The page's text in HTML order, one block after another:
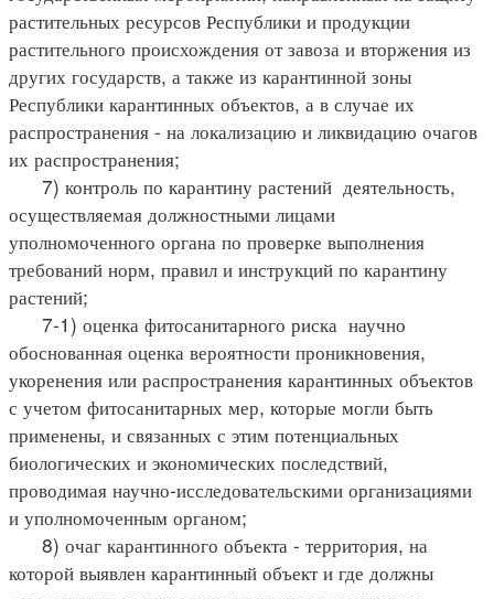
растительных ресурсов Республики и продукции
растительного происхождения от завоза и вторжения из
других государств, а также из карантинной зоны
Республики карантинных объектов, а в случае их
распространения - на локализацию и ликвидацию очагов
их распространения;
7) контроль по карантину растений деятельность,
осуществляемая должностными лицами
уполномоченного органа по проверке выполнения
требований норм, правил и инструкций по карантину
растений;
7-1) оценка фитосанитарного риска научно
обоснованная оценка вероятности проникновения,
укоренения или распространения карантинных объектов
с учетом фитосанитарных мер, которые могли быть
применены, и связанных с этим потенциальных
биологических и экономических последствий,
проводимая научно-исследовательскими организациями
и уполномоченным органом;
8) очаг карантинного объекта - территория, на
которой выявлен карантинный объект и где должны